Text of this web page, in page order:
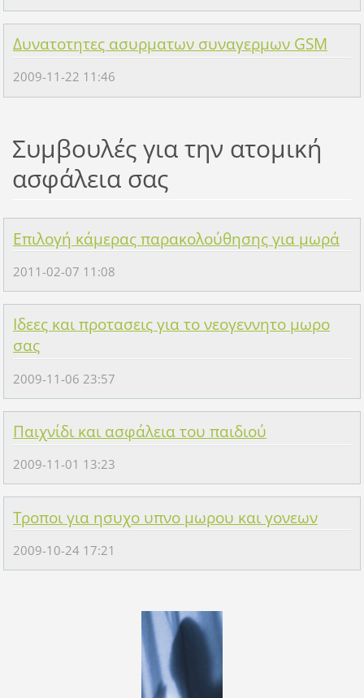
Δυνατοτητες ασυρματων συναγερμων GSM
2009-11-22 11:46
Συμβουλές για την ατομική
ασφάλεια σας
Επιλογή κάμερας παρακολούθησης για μωρά
2011-02-07 11:08
Ιδεες και προτασεις για το νεογεννητο μωρο
σας
2009-11-06 23:57
Παιχνίδι και ασφάλεια του παιδιού
2009-11-01 13:23
Τροποι για ησυχο υπνο μωρου και γονεων
2009-10-24 17:21